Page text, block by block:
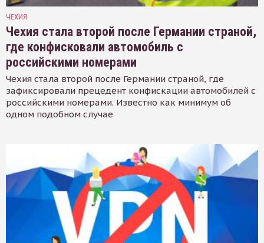
ЧЕХИЯ
Чехия стала второй после Германии страной,
где конфисковали автомобиль с
российскими номерами
Чехия стала второй после Германии страной, где
зафиксировали прецедент конфискации автомобилей с
российскими номерами. Известно как минимум об
одном подобном случае